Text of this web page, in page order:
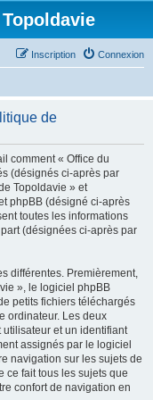
Connexion
Inscription
de
comment « Office du
(désignés ci-après par
Topoldavie » et
phpBB (désigné ci-après
toutes les informations
(désignées ci-après par
différentes. Premièrement,
», le logiciel phpBB
petits fichiers téléchargés
ordinateur. Les deux
et un identifiant
assignés par le logiciel
navigation sur les sujets de
ce fait tous les sujets que
confort de navigation en